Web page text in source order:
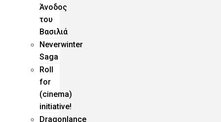
Άνοδος
του
Βασιλιά
Neverwinter
Saga
Roll
for
(cinema)
initiative!
Dragonlance